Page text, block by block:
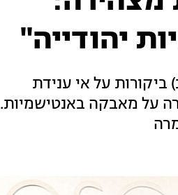
יהודייה"
על אי ענידת
על מאבקה באנטישמיות.